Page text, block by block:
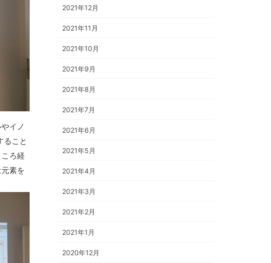
イノ
ること
ろ経
素を
2021年12月
2021年11月
2021年10月
2021年9月
2021年8月
2021年7月
2021年6月
2021年5月
2021年4月
2021年3月
2021年2月
2021年1月
2020年12月